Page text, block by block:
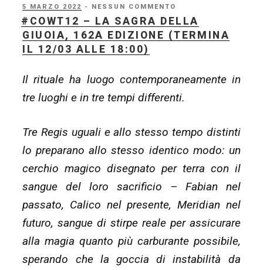
quarta
settimana
(termina
19/03
alle
PUBBLICATO
IL
5 MARZO 2022 - NESSUN COMMENTO
#COWT12 – LA SAGRA DELLA
GIUOIA, 162A EDIZIONE (TERMINA
IL 12/03 ALLE 18:00)
Il rituale ha luogo contemporaneamente in
tre luoghi e in tre tempi differenti.
Tre Regis uguali e allo stesso tempo distinti
lo preparano allo stesso identico modo: un
cerchio magico disegnato per terra con il
sangue del loro sacrificio – Fabian nel
passato, Calico nel presente, Meridian nel
futuro, sangue di stirpe reale per assicurare
alla magia quanto più carburante possibile,
sperando che la goccia di instabilità da